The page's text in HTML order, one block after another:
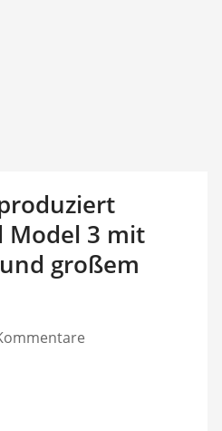
Model 3 mit
großem